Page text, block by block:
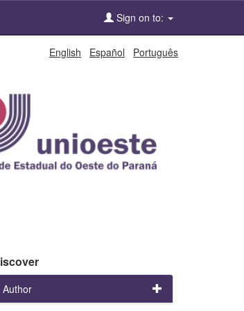
Sign on to:
English Español Português
Author